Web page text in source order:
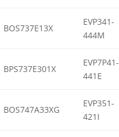
BOS737E13X
EVP341-
444M
BPS737E301X
EVP7P41-
441E
BOS747A33XG
EVP351-
421I